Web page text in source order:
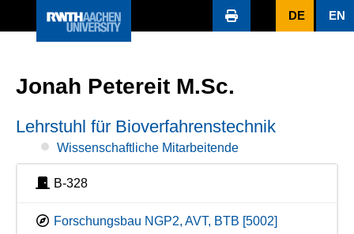
DE EN
Jonah Petereit M.Sc.
Lehrstuhl für Bioverfahrenstechnik
Wissenschaftliche Mitarbeitende
B-328
Forschungsbau NGP2, AVT, BTB [5002]